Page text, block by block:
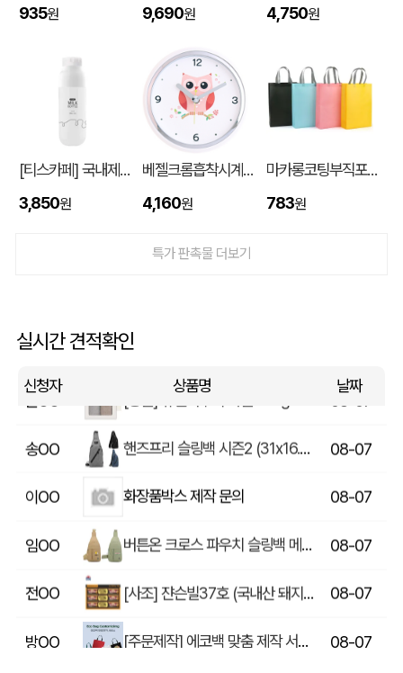
935원
9,690원
4,750원
[티스카페] 국내제작 3단 밀크 보틀 화이트 (PP) 500ml
3,850원
베젤크롬흡착시계_부엉이JS886
4,160원
마카롱코팅부직포가방 (300*430*105mm)
783원
특가 판촉물 더보기
실시간 견적확인
신청자 상품명 날짜
이OO 입체형떡메모_(도자기레인보우)
이OO 상품제안(웰컴키트제작)
윤OO 08-07